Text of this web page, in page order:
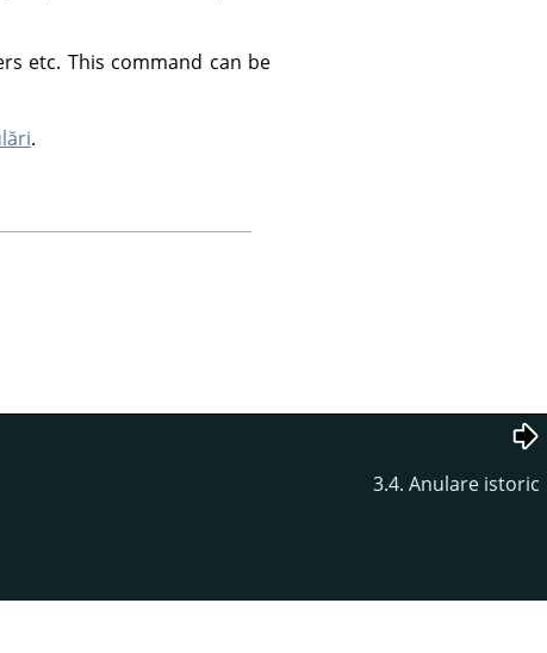
etc. This command can be
.
3.4. Anulare istoric